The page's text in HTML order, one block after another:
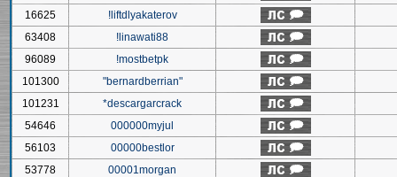
16625
!liftdlyakaterov
63408
!linawati88
96089
!mostbetpk
101300
"bernardberrian"
101231
*descargarcrack
54646
000000myjul
56103
00000bestlor
53778
00001morgan